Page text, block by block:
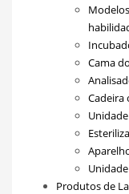
Cama
Cadeira
Produtos de